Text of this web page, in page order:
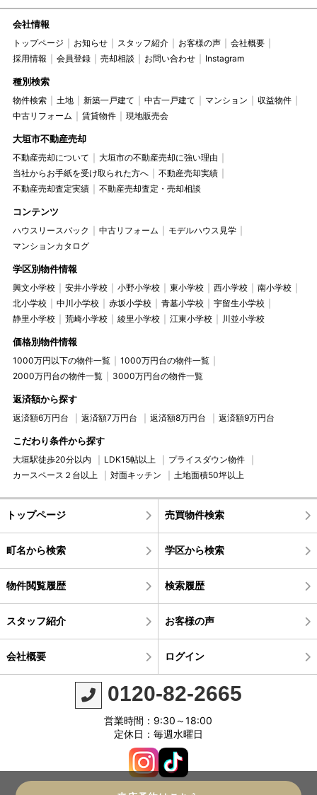
会社情報
トップページ お知らせ スタッフ紹介 お客様の声
会社概要
採用情報
会員登録 売却相談 お問い合わせ Instagram
種別検索
物件検索 土地 新築一戸建て 中古一戸建て マンション
収益物件
中古リフォーム
賃貸物件 現地販売会
大垣市不動産売却
不動産売却について
大垣市の不動産売却に強い理由
当社からお手紙を受け取られた方へ
不動産売却実績
不動産売却査定実績
不動産売却査定・売却相談
コンテンツ
ハウスリースバック 中古リフォーム
モデルハウス見学
マンションカタログ
学区別物件情報
興文小学校 安井小学校 小野小学校 東小学校 西小学校
南小学校
北小学校
中川小学校 赤坂小学校 青墓小学校
宇留生小学校
静里小学校
荒崎小学校 綾里小学校 江東小学校 川並小学校
価格別物件情報
1000万円以下の物件一覧
1000万円台の物件一覧
2000万円台の物件一覧
3000万円台の物件一覧
返済額から探す
返済額6万円台 返済額7万円台 返済額8万円台 返済額9万円台
こだわり条件から探す
大垣駅徒歩20分以内 LDK15帖以上
プライスダウン物件
カースペース２台以上
対面キッチン 土地面積50坪以上
トップページ 売買物件検索
町名から検索 学区から検索
物件閲覧履歴 検索履歴
スタッフ紹介 お客様の声
会社概要 ログイン
0120-82-2665
営業時間：9:30～18:00
定休日：毎週水曜日